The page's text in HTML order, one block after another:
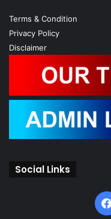
Terms & Condition
Privacy Policy
Disclaimer
Social Links